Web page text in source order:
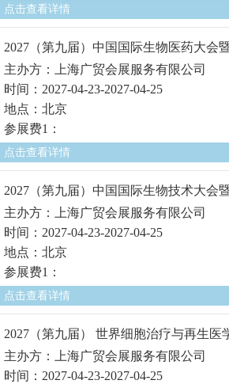
点击查看详情
2027（第九届）中国国际生物医药大会
主办方：上海广贸会展服务有限公司
时间：2027-04-23-2027-04-25
地点：北京
参展费1：
点击查看详情
2027（第九届）中国国际生物技术大会
主办方：上海广贸会展服务有限公司
时间：2027-04-23-2027-04-25
地点：北京
参展费1：
点击查看详情
2027（第九届） 世界细胞治疗与再生医
主办方：上海广贸会展服务有限公司
时间：2027-04-23-2027-04-25